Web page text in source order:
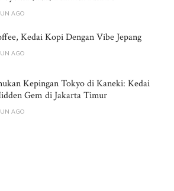
AGO
Kedai Kopi Dengan Vibe Jepang
AGO
Kepingan Tokyo di Kaneki: Kedai
Gem di Jakarta Timur
AGO